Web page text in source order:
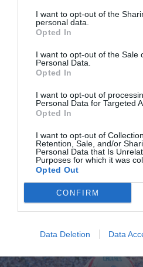
I want to opt-out of the
personal data.
Opted In
I want to opt-out of the Sale
Personal Data.
Opted In
I want to opt-out of
Personal Data for Targeted
Opted In
I want to opt-out of
Retention, Sale, and/or
Personal Data that Is
Purposes for which it was
Opted Out
CONFIRM
Data Deletion Data
της ‘Albiroja’ ήταν ο μέσος
αγώνα [έπιασαν την
απίστευτο πως υπήρξε ομάδα
από τα δικά της 66 φάουλ
«Δεν ήξερα ότι η Παραγουάη
χωρίς να πάρει κίτρινη
Μάντσεστερ Σίτι είπε το πιο
«Αν ήμουν εγώ στο γήπεδο,
αποβληθεί πολλές φορές και
κάποιον στο νοσοκομείο».
πολύ, Ζλάταν Ιμπραΐμοβιτς
να μπει να «παίξει» ένα